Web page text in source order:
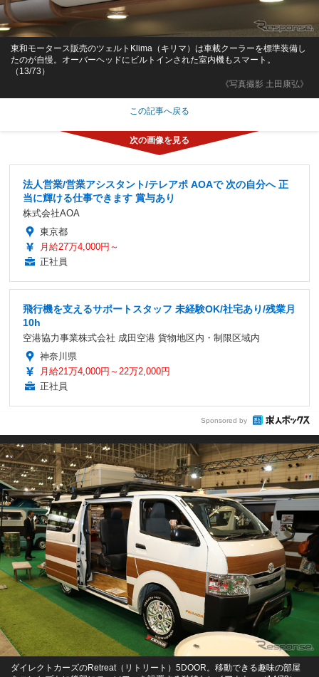
《写真撮影 土田康弘》
東和モータース販売のツェルトKlima（キリマ）は車載クーラーを標準装備し
たのが自慢。オーバーヘッドにビルトインされた室内機もスマート。
（13/73）
この記事へ戻る
法人営業/営業アシスタント/テレアポ AOAで 次の自分へ 正
当に輝ける仕事できます 賞与あり
株式会社AOA
東京都
月給27万4,000円～
正社員
飛行機を支えるサポートスタッフ 未経験OK/社宅あり/残業月
10h
空港協力事業株式会社 成田空港 貨物地区内・制限区域内
神奈川県
月給21万4,000円～22万2,000円
正社員
Sponsored by
ダイレクトカーズのRetreat（リトリート）5DOOR。移動できる趣味の部屋